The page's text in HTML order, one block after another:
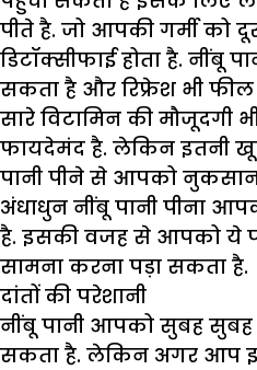
पीते है. जो आपकी गर्मी को
डिटॉक्सीफाई होता है. नींबू
सकता है और रिफ्रेश भी
सारे विटामिन की मौजूदगी
फायदेमंद है. लेकिन इतनी
पानी पीने से आपको नुकसान
अंधाधुन नींबू पानी पीना
है. इसकी वजह से आपको ये
सामना करना पड़ा सकता है.
दांतों की परेशानी
नींबू पानी आपको सुबह
सकता है. लेकिन अगर आप